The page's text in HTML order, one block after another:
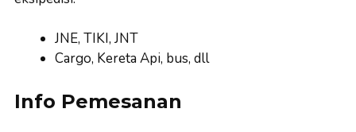
JNE, TIKI, JNT
Cargo, Kereta Api, bus, dll
Info Pemesanan